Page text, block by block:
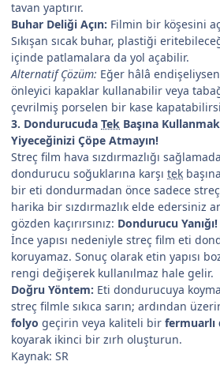
tavan yaptırır.
Buhar Deliği Açın: Filmin bir köşesini
Sıkışan sıcak buhar, plastiği
içinde patlamalara da yol açabilir.
Alternatif Çözüm: Eğer hâlâ
önleyici kapaklar kullanabilir veya
çevrilmiş porselen bir kase
3. Dondurucuda Tek Başına
Yiyeceğinizi Çöpe Atmayın!
Streç film hava sızdırmazlığı
dondurucu soğuklarına karşı tek
bir eti dondurmadan önce sadece
harika bir sızdırmazlık elde edersiniz
gözden kaçırırsınız: Dondurucu Yanığı!
İnce yapısı nedeniyle streç film eti
koruyamaz. Sonuç olarak etin yapısı
rengi değişerek kullanılmaz hale gelir.
Doğru Yöntem: Eti dondurucuya
streç filmle sıkıca sarın; ardından
folyo geçirin veya kaliteli bir
koyarak ikinci bir zırh oluşturun.
Kaynak: SR